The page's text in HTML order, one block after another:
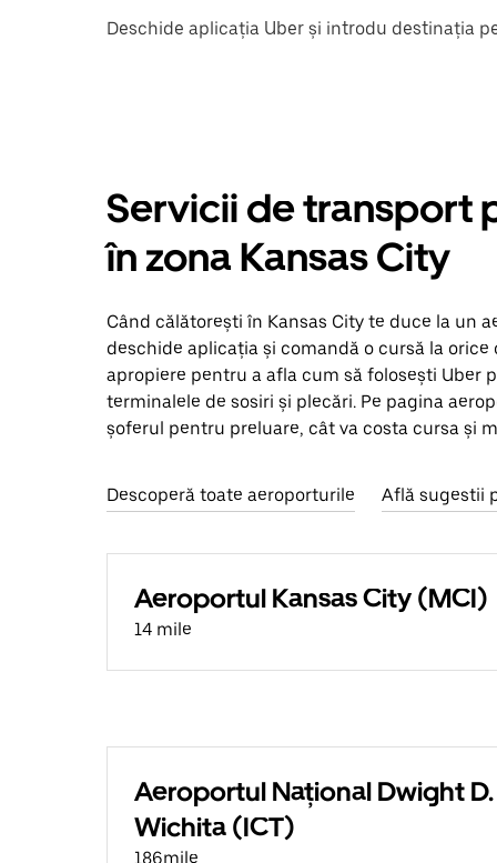
Deschide aplicația Uber și introdu destinația
Servicii de transport
în zona Kansas City
Când călătorești în Kansas City te duce la un
deschide aplicația și comandă o cursă la
apropiere pentru a afla cum să folosești Uber
terminalele de sosiri și plecări. Pe pagina
șoferul pentru preluare, cât va costa cursa și
Descoperă toate aeroporturile Află sugestii
Aeroportul Kansas City (MCI)
14 mile
Aeroportul Național Dwight
Wichita (ICT)
186mile